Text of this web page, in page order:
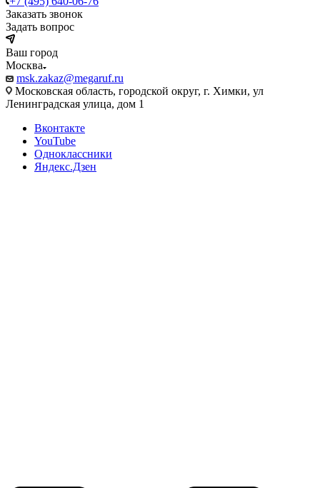
Заказать звонок
Задать вопрос
Ваш город
Москва
msk.zakaz@megaruf.ru
Московская область, городской округ, г. Химки, ул
Ленинградская улица, дом 1
Вконтакте
YouTube
Одноклассники
Яндекс.Дзен